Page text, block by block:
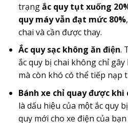
trạngắc quy tụt xuống
quy máy vẫn đạt mức 80%
chai và cần được thay.
Ắc quy sạc không ăn điện.
ắc quy bị chai không chỉ
mà còn khó có thể tiếp nạp
Bánh xe chỉ quay được
là dấu hiệu của một ắc quy
quy mới cho xe điện của